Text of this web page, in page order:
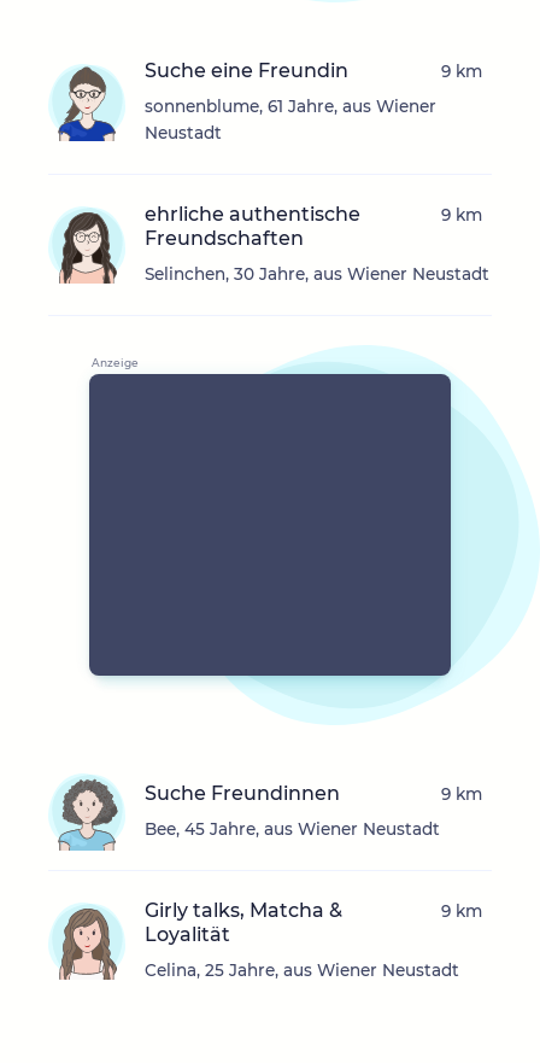
Suche eine Freundin
sonnenblume, 61 Jahre, aus Wiener
Neustadt
9 km
ehrliche authentische
Freundschaften
Selinchen, 30 Jahre, aus Wiener Neustadt
9 km
Suche Freundinnen
Bee, 45 Jahre, aus Wiener Neustadt
9 km
Girly talks, Matcha &
Loyalität
Celina, 25 Jahre, aus Wiener Neustadt
9 km